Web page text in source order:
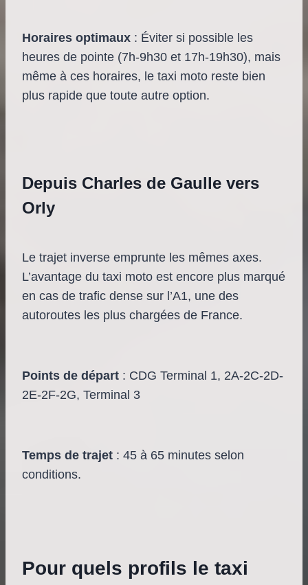
Horaires optimaux : Éviter si possible les
heures de pointe (7h-9h30 et 17h-19h30), mais
même à ces horaires, le taxi moto reste bien
plus rapide que toute autre option.
Depuis Charles de Gaulle vers
Orly
Le trajet inverse emprunte les mêmes axes.
L’avantage du taxi moto est encore plus marqué
en cas de trafic dense sur l’A1, une des
autoroutes les plus chargées de France.
Points de départ : CDG Terminal 1, 2A-2C-2D-
2E-2F-2G, Terminal 3
Temps de trajet : 45 à 65 minutes selon
conditions.
Pour quels profils le taxi